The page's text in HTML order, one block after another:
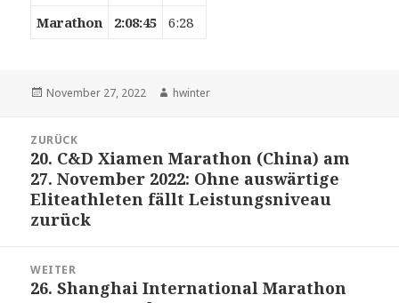
Marathon
2:08:45 6:28
Veröffentlicht
November 27, 2022 Autor
hwinter
Navigation
ZURÜCK
Vorheriger
Beitrag:
20. C&D Xiamen Marathon (China) am
27. November 2022: Ohne auswärtige
Eliteathleten fällt Leistungsniveau
zurück
WEITER
Nächster
26. Shanghai International Marathon